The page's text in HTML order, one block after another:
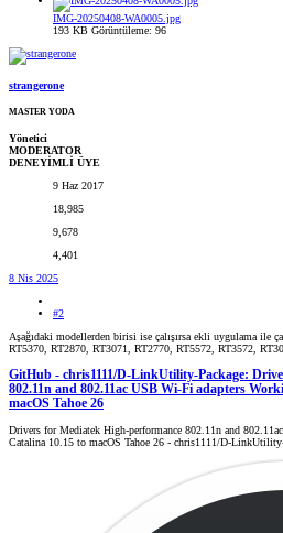
IMG-20250408-WA0005.jpg
193 KB Görüntüleme: 96
strangerone
MASTER YODA
Yönetici
MODERATOR
DENEYİMLİ ÜYE
9 Haz 2017
18,985
9,678
4,401
8 Nis 2025
#2
Aşağıdaki modellerden birisi ise çalışırsa ekli uygulama ile
RT5370, RT2870, RT3071, RT2770, RT5572, RT3572,
GitHub - chris1111/D-LinkUtility-Package:
802.11n and 802.11ac USB Wi-Fi adapters
macOS Tahoe 26
Drivers for Mediatek High-performance 802.11n and
Catalina 10.15 to macOS Tahoe 26 - chris1111/D-